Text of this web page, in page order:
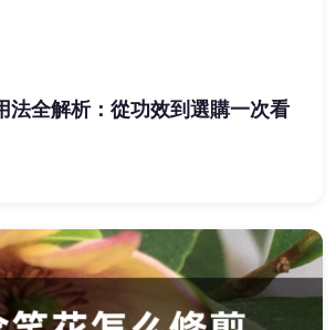
法全解析：從功效到選購一次看